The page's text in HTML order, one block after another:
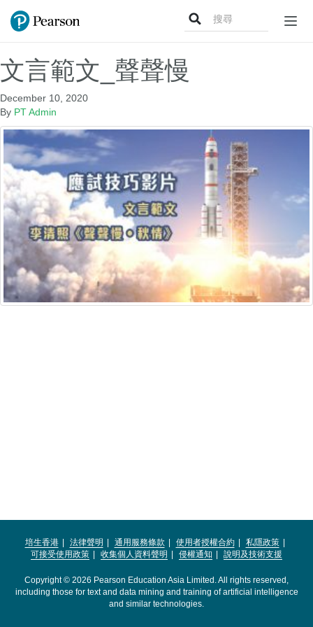
Search
for:
文言範文_聲聲慢
December 10, 2020
By PT Admin
培生香港 法律聲明 通用服務條款 使用者授權合約
私隱政策
可接受使用政策
收集個人資料聲明 侵權通知 說明及技術支援
Copyright © 2026 Pearson Education Asia Limited. All rights reserved,
including those for text and data mining and training of artificial intelligence
and similar technologies.